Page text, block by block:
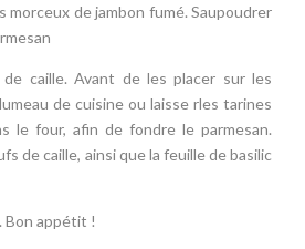
morceux de jambon fumé. Saupoudrer
caille. Avant de les placer sur les
de cuisine ou laisse rles tarines
le four, afin de fondre le parmesan.
de caille, ainsi que la feuille de basilic
Bon appétit !